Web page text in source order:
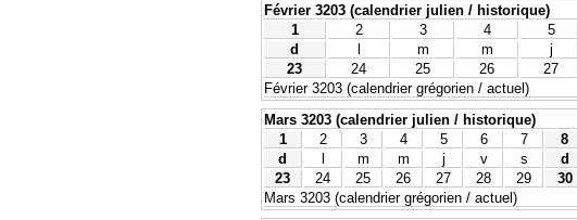
Février 3203 (calendrier julien / historique)
1
2 3 4 5
d
m m j
23
24 25 26 27
Février 3203 (calendrier grégorien / actuel)
Mars 3203 (calendrier julien / historique)
1
2 3 4 5 6 7 8
d
m m j v s d
23
24 25 26 27 28 29 30
Mars 3203 (calendrier grégorien / actuel)